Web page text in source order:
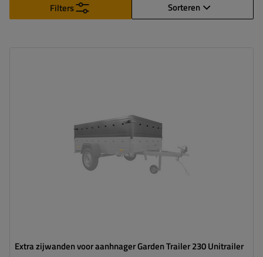
Sorteren
Filters
Extra zijwanden voor aanhnager Garden Trailer 230 Unitrailer